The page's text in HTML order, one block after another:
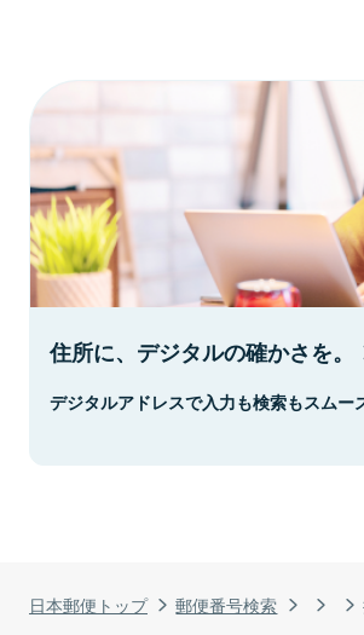
日本郵便トップ 郵便番号検索
住所に、デジタルの確かさを。
デジタルアドレスで入力も検索もスムー